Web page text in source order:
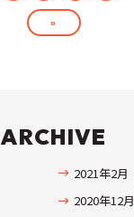
»
ARCHIVE
2021年2月
2020年12月